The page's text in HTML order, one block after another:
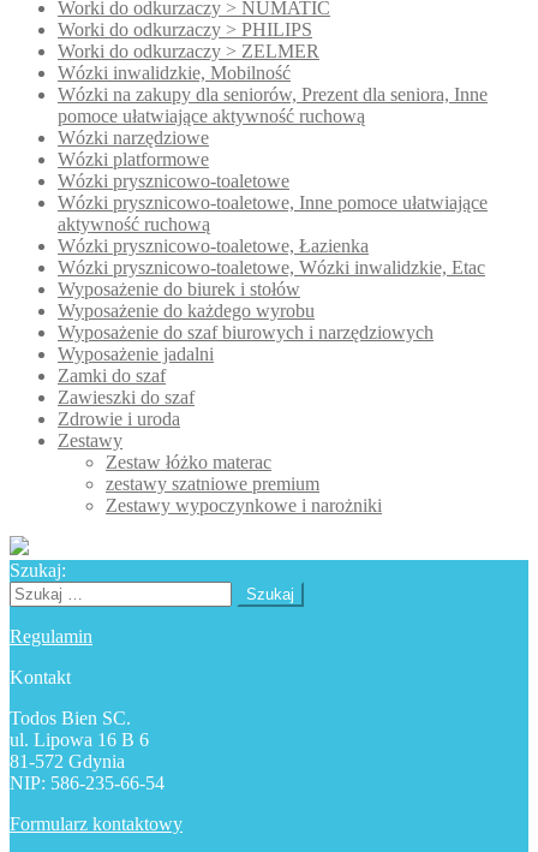
Worki do odkurzaczy > NUMATIC
Worki do odkurzaczy > PHILIPS
Worki do odkurzaczy > ZELMER
Wózki inwalidzkie, Mobilność
Wózki na zakupy dla seniorów, Prezent dla seniora, Inne
pomoce ułatwiające aktywność ruchową
Wózki narzędziowe
Wózki platformowe
Wózki prysznicowo-toaletowe
Wózki prysznicowo-toaletowe, Inne pomoce ułatwiające
aktywność ruchową
Wózki prysznicowo-toaletowe, Łazienka
Wózki prysznicowo-toaletowe, Wózki inwalidzkie, Etac
Wyposażenie do biurek i stołów
Wyposażenie do każdego wyrobu
Wyposażenie do szaf biurowych i narzędziowych
Wyposażenie jadalni
Zamki do szaf
Zawieszki do szaf
Zdrowie i uroda
Zestawy
Zestaw łóżko materac
zestawy szatniowe premium
Zestawy wypoczynkowe i narożniki
Szukaj:
Szukaj:
Regulamin
Kontakt
Todos Bien SC.
ul. Lipowa 16 B 6
81-572 Gdynia
NIP: 586-235-66-54
Formularz kontaktowy